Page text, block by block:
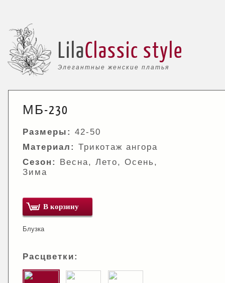
Элегантные женские платья
LilaClassic style
МБ-230
Размеры: 42-50
Материал: Трикотаж ангора
Сезон:
Весна, Лето, Осень,
Зима
В корзину
Блузка
Расцветки: